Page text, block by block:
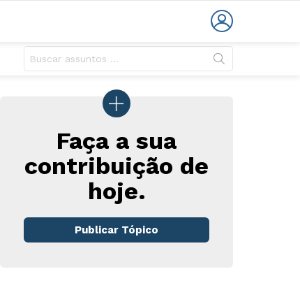
Faça a sua
contribuição de
hoje.
Publicar Tópico